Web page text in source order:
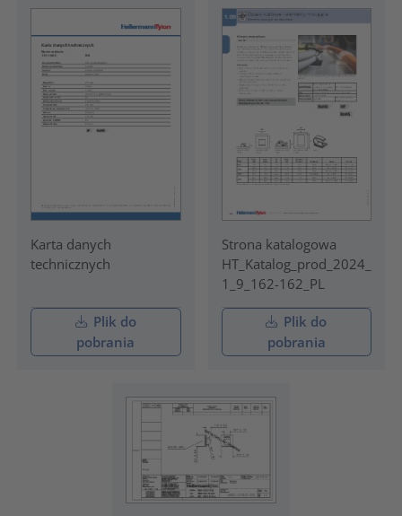
Karta danych
technicznych
Plik do
pobrania
Strona katalogowa
HT_Katalog_prod_2024_
1_9_162-162_PL
Plik do
pobrania